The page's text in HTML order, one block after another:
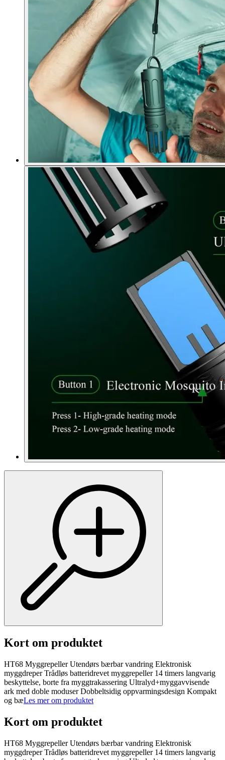
Kort om produktet
HT68 Myggrepeller Utendørs bærbar vandring Elektronisk
myggdreper Trådløs batteridrevet myggrepeller 14 timers langvarig
beskyttelse, borte fra myggtrakassering Ultralyd+myggavvisende
ark med doble moduser Dobbeltsidig oppvarmingsdesign Kompakt
og bæLes mer om produktet
Kort om produktet
HT68 Myggrepeller Utendørs bærbar vandring Elektronisk
myggdreper Trådløs batteridrevet myggrepeller 14 timers langvarig